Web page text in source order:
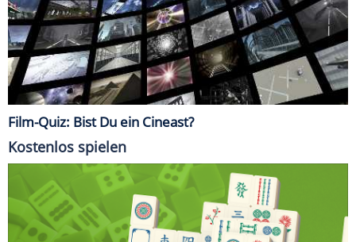
Film-Quiz: Bist Du ein Cineast?
Kostenlos spielen